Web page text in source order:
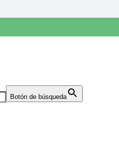
Botón de búsqueda